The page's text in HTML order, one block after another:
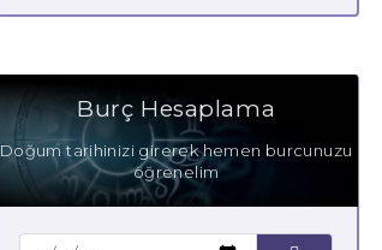
Burç Hesaplama
Doğum tarihinizi girerek hemen burcunuzu
öğrenelim